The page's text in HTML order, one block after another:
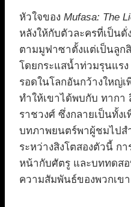
หัวใจของ Mufasa: The
หลังให้กับตัวละครที่เป็น
ตามมูฟาซาตั้งแต่เป็นลูก
โดยกระแสน้ำท่วมรุนแรง
รอดในโลกอันกว้างใหญ่เ
ทำให้เขาได้พบกับ ทากา
ราชวงศ์ ซึ่งกลายเป็นทั้ง
บทภาพยนตร์พาผู้ชมไป
ระหว่างสิงโตสองตัวนี้ ก
หน้ากับศัตรู และบททดสอ
ความสัมพันธ์ของพวกเขา